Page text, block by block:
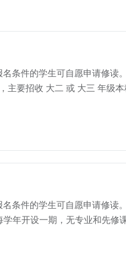
条件的学生可自愿申请修读
主要招收 大二 或 大三 年级
条件的学生可自愿申请修读
年开设一期，无专业和先